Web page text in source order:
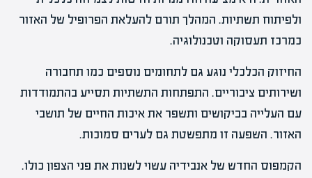
ולפיתוח תשתיות. המהלך תורם להעלאת הפרופיל של האזור
כמרכז תעסוקה וטכנולוגיה.
החיזוק הכלכלי נוגע גם לתחומים נוספים כמו תחבורה
ושירותים ציבוריים. התפתחות התשתיות תסייע בהתמודדות
עם העלייה בביקושים ותשפר את איכות החיים של תושבי
האזור. השפעה זו מתפשטת גם לערים סמוכות.
הקמפוס החדש של אנבידיה עשוי לשנות את פני הצפון כולו.